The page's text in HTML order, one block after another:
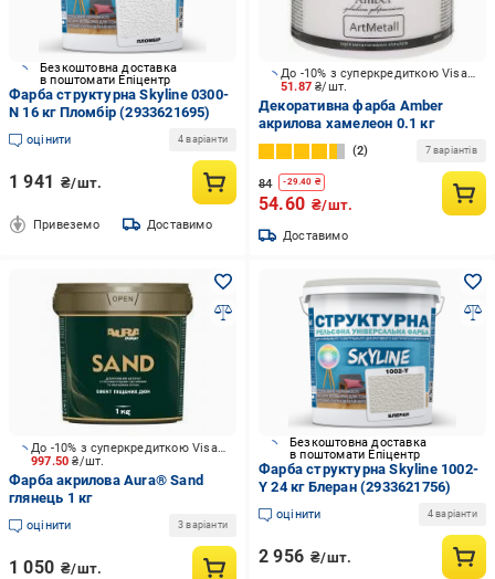
Безкоштовна доставка
в поштомати Епіцентр
Фарба структурна Skyline 0300-
N 16 кг Пломбір (2933621695)
оцінити 4 варіанти
1 941 ₴/шт.
Привеземо Доставимо
51.87₴/шт.
До -10% з суперкредиткою Visa Вигода
Декоративна фарба Amber
акрилова хамелеон 0.1 кг
2 7 варіантів
84 -29.40 ₴
54.60 ₴/шт.
Доставимо
997.50₴/шт.
До -10% з суперкредиткою Visa Вигода
Фарба акрилова Aura® Sand
глянець 1 кг
оцінити 3 варіанти
1 050 ₴/шт.
Безкоштовна доставка
в поштомати Епіцентр
Фарба структурна Skyline 1002-
Y 24 кг Блеран (2933621756)
оцінити 4 варіанти
2 956 ₴/шт.